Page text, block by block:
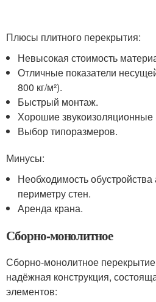
Плюсы плитного перекрытия:
Невысокая стоимость
Отличные показатели
800 кг/м²).
Быстрый монтаж.
Хорошие звукоизоляционные
Выбор типоразмеров.
Минусы:
Необходимость
периметру стен.
Аренда крана.
Сборно-монолитное
Сборно-монолитное
надёжная конструкция,
элементов: